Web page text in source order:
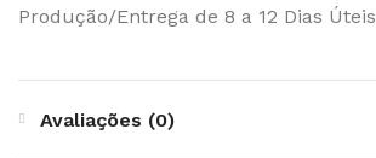
Produção/Entrega de 8 a 12 Dias Úteis
Avaliações (0)